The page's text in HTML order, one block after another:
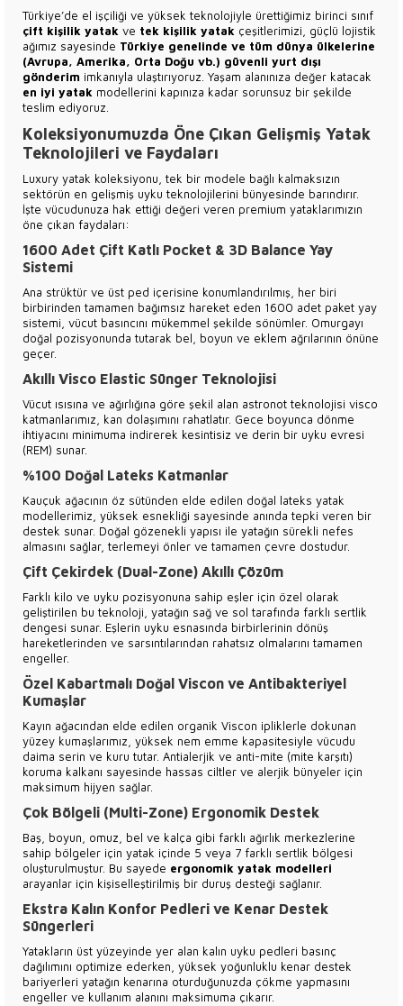
Türkiye’de el işçiliği ve yüksek teknolojiyle ürettiğimiz birinci sınıf
çift kişilik yatak ve tek kişilik yatak çeşitlerimizi, güçlü lojistik
ağımız sayesinde Türkiye genelinde ve tüm dünya ülkelerine
(Avrupa, Amerika, Orta Doğu vb.) güvenli yurt dışı
gönderim imkanıyla ulaştırıyoruz. Yaşam alanınıza değer katacak
en iyi yatak modellerini kapınıza kadar sorunsuz bir şekilde
teslim ediyoruz.
Koleksiyonumuzda Öne Çıkan Gelişmiş Yatak
Teknolojileri ve Faydaları
Luxury yatak koleksiyonu, tek bir modele bağlı kalmaksızın
sektörün en gelişmiş uyku teknolojilerini bünyesinde barındırır.
İşte vücudunuza hak ettiği değeri veren premium yataklarımızın
öne çıkan faydaları:
1600 Adet Çift Katlı Pocket & 3D Balance Yay
Sistemi
Ana strüktür ve üst ped içerisine konumlandırılmış, her biri
birbirinden tamamen bağımsız hareket eden 1600 adet paket yay
sistemi, vücut basıncını mükemmel şekilde sönümler. Omurgayı
doğal pozisyonunda tutarak bel, boyun ve eklem ağrılarının önüne
geçer.
Akıllı Visco Elastic Sünger Teknolojisi
Vücut ısısına ve ağırlığına göre şekil alan astronot teknolojisi visco
katmanlarımız, kan dolaşımını rahatlatır. Gece boyunca dönme
ihtiyacını minimuma indirerek kesintisiz ve derin bir uyku evresi
(REM) sunar.
%100 Doğal Lateks Katmanlar
Kauçuk ağacının öz sütünden elde edilen doğal lateks yatak
modellerimiz, yüksek esnekliği sayesinde anında tepki veren bir
destek sunar. Doğal gözenekli yapısı ile yatağın sürekli nefes
almasını sağlar, terlemeyi önler ve tamamen çevre dostudur.
Çift Çekirdek (Dual-Zone) Akıllı Çözüm
Farklı kilo ve uyku pozisyonuna sahip eşler için özel olarak
geliştirilen bu teknoloji, yatağın sağ ve sol tarafında farklı sertlik
dengesi sunar. Eşlerin uyku esnasında birbirlerinin dönüş
hareketlerinden ve sarsıntılarından rahatsız olmalarını tamamen
engeller.
Özel Kabartmalı Doğal Viscon ve Antibakteriyel
Kumaşlar
Kayın ağacından elde edilen organik Viscon ipliklerle dokunan
yüzey kumaşlarımız, yüksek nem emme kapasitesiyle vücudu
daima serin ve kuru tutar. Antialerjik ve anti-mite (mite karşıtı)
koruma kalkanı sayesinde hassas ciltler ve alerjik bünyeler için
maksimum hijyen sağlar.
Çok Bölgeli (Multi-Zone) Ergonomik Destek
Baş, boyun, omuz, bel ve kalça gibi farklı ağırlık merkezlerine
sahip bölgeler için yatak içinde 5 veya 7 farklı sertlik bölgesi
oluşturulmuştur. Bu sayede ergonomik yatak modelleri
arayanlar için kişiselleştirilmiş bir duruş desteği sağlanır.
Ekstra Kalın Konfor Pedleri ve Kenar Destek
Süngerleri
Yatakların üst yüzeyinde yer alan kalın uyku pedleri basınç
dağılımını optimize ederken, yüksek yoğunluklu kenar destek
bariyerleri yatağın kenarına oturduğunuzda çökme yapmasını
engeller ve kullanım alanını maksimuma çıkarır.